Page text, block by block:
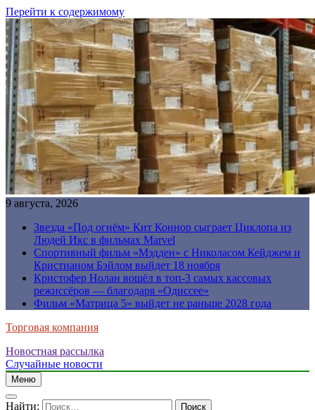
Перейти к содержимому
9 августа, 2026
Звезда «Под огнём» Кит Коннор сыграет Циклопа из
Людей Икс в фильмах Marvel
Спортивный фильм «Мэдден» с Николасом Кейджем и
Кристианом Бэйлом выйдет 18 ноября
Кристофер Нолан вошёл в топ-3 самых кассовых
режиссёров — благодаря «Одиссее»
Фильм «Матрица 5» выйдет не раньше 2028 года
Торговая компания
Новостная рассылка
Случайные новости
Меню
Найти: